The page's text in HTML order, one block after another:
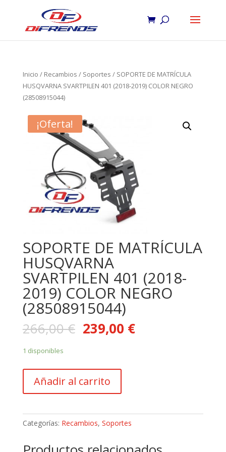
Inicio / Recambios / Soportes / SOPORTE DE MATRÍCULA
HUSQVARNA SVARTPILEN 401 (2018-2019) COLOR NEGRO
(28508915044)
¡Oferta!
SOPORTE DE MATRÍCULA
HUSQVARNA
SVARTPILEN 401 (2018-
2019) COLOR NEGRO
(28508915044)
266,00€ 239,00 €
1 disponibles
MATRÍCULA
SVARTPILEN
(2018-
Añadir al carrito
Categorías: Recambios, Soportes